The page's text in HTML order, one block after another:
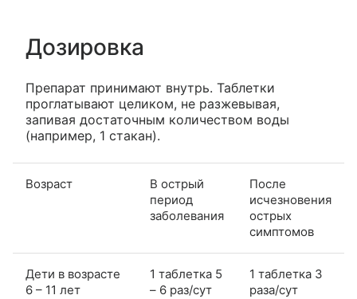
Дозировка
Препарат принимают внутрь. Таблетки
проглатывают целиком, не разжевывая,
запивая достаточным количеством воды
(например, 1 стакан).
Возраст
В острый
период
заболевания
После
исчезновения
острых
симптомов
Дети в возрасте
6 – 11 лет
1 таблетка 5
– 6 раз/сут
1 таблетка 3
раза/сут